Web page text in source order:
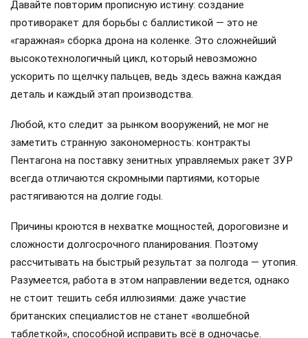
Давайте повторим прописную истину: создание
противоракет для борьбы с баллистикой — это не
«гаражная» сборка дрона на коленке. Это сложнейший
высокотехнологичный цикл, который невозможно
ускорить по щелчку пальцев, ведь здесь важна каждая
деталь и каждый этап производства.
Любой, кто следит за рынком вооружений, не мог не
заметить странную закономерность: контракты
Пентагона на поставку зенитных управляемых ракет ЗУР
всегда отличаются скромными партиями, которые
растягиваются на долгие годы.
Причины кроются в нехватке мощностей, дороговизне и
сложности долгосрочного планирования. Поэтому
рассчитывать на быстрый результат за полгода — утопия.
Разумеется, работа в этом направлении ведется, однако
не стоит тешить себя иллюзиями: даже участие
британских специалистов не станет «волшебной
таблеткой», способной исправить всё в одночасье.